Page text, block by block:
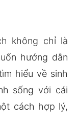
không chỉ là
hướng dẫn
hiểu về sinh
sống với cái
cách hợp lý,